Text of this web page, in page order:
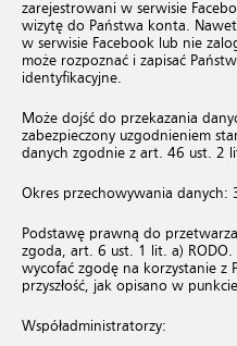
zarejestrowani w serwisie
wizytę do Państwa konta.
w serwisie Facebook lub nie
może rozpoznać i zapisać
identyfikacyjne.
Może dojść do przekazania
zabezpieczony uzgodnieniem
danych zgodnie z art. 46 ust. 2
Okres przechowywania danych:
Podstawę prawną do
zgoda, art. 6 ust. 1 lit. a)
wycofać zgodę na korzystanie z
przyszłość, jak opisano w
Współadministratorzy: